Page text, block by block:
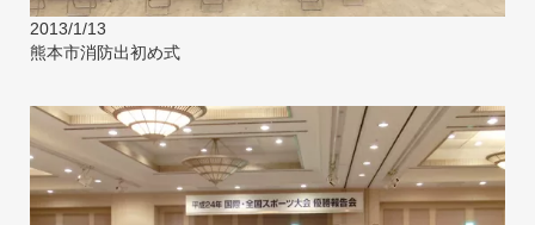
2013/1/13
熊本市消防出初め式